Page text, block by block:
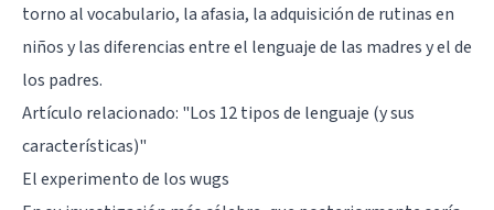
torno al vocabulario, la afasia, la adquisición de rutinas en
niños y las diferencias entre el lenguaje de las madres y el de
los padres.
Artículo relacionado: "Los 12 tipos de lenguaje (y sus
características)"
El experimento de los wugs